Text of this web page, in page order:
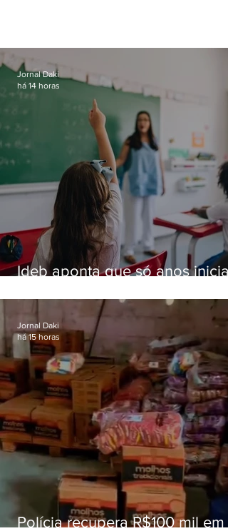
Ideb aponta que só anos
educação
Jornal Daki
há 14 horas
Polícia recupera R$100 mil em
Jornal Daki
há 15 horas